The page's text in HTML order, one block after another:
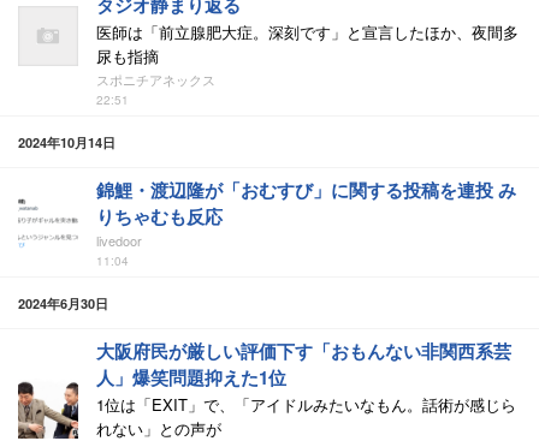
医師は「前立腺肥大症。深刻です」と宣言したほか、夜間多
尿も指摘
スポニチアネックス
22:51
2024年10月14日
錦鯉・渡辺隆が「おむすび」に関する投稿を連投 み
りちゃむも反応
livedoor
11:04
2024年6月30日
大阪府民が厳しい評価下す「おもんない非関西系芸
人」爆笑問題抑えた1位
1位は「EXIT」で、「アイドルみたいなもん。話術が感じら
れない」との声が